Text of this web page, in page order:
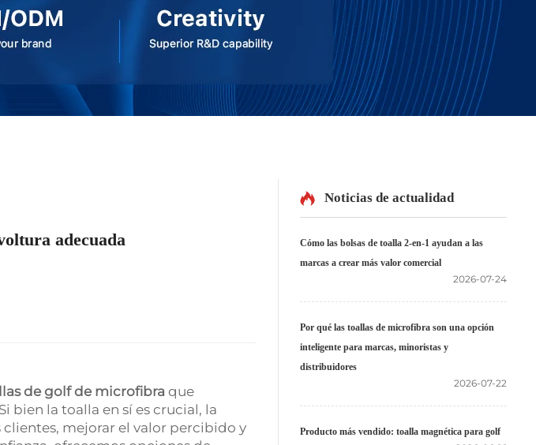
adecuada
de golf de microfibra que
la toalla en sí es crucial, la
mejorar el valor percibido y
Noticias de actualidad
Cómo las bolsas de toalla 2-en-1 ayudan a las
marcas a crear más valor comercial
2026-07-24
Por qué las toallas de microfibra son una opción
inteligente para marcas, minoristas y
distribuidores
2026-07-22
Producto más vendido: toalla magnética para golf